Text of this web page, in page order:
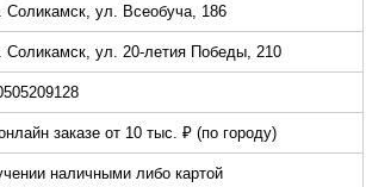
Соликамск, ул. Всеобуча, 186
Соликамск, ул. 20-летия Победы, 210
заказе от 10 тыс. ₽ (по городу)
наличными либо картой